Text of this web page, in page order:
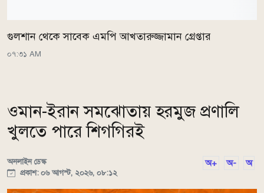
গুলশান থেকে সাবেক এমপি আখতারুজ্জামান গ্রেপ্তার
০৭:৩১ AM
ওমান-ইরান সমঝোতায় হরমুজ প্রণালি
খুলতে পারে শিগগিরই
অনলাইন ডেস্ক
প্রকাশ: ০৬ আগস্ট, ২০২৬, ০৮:১২
অ+ অ- অ